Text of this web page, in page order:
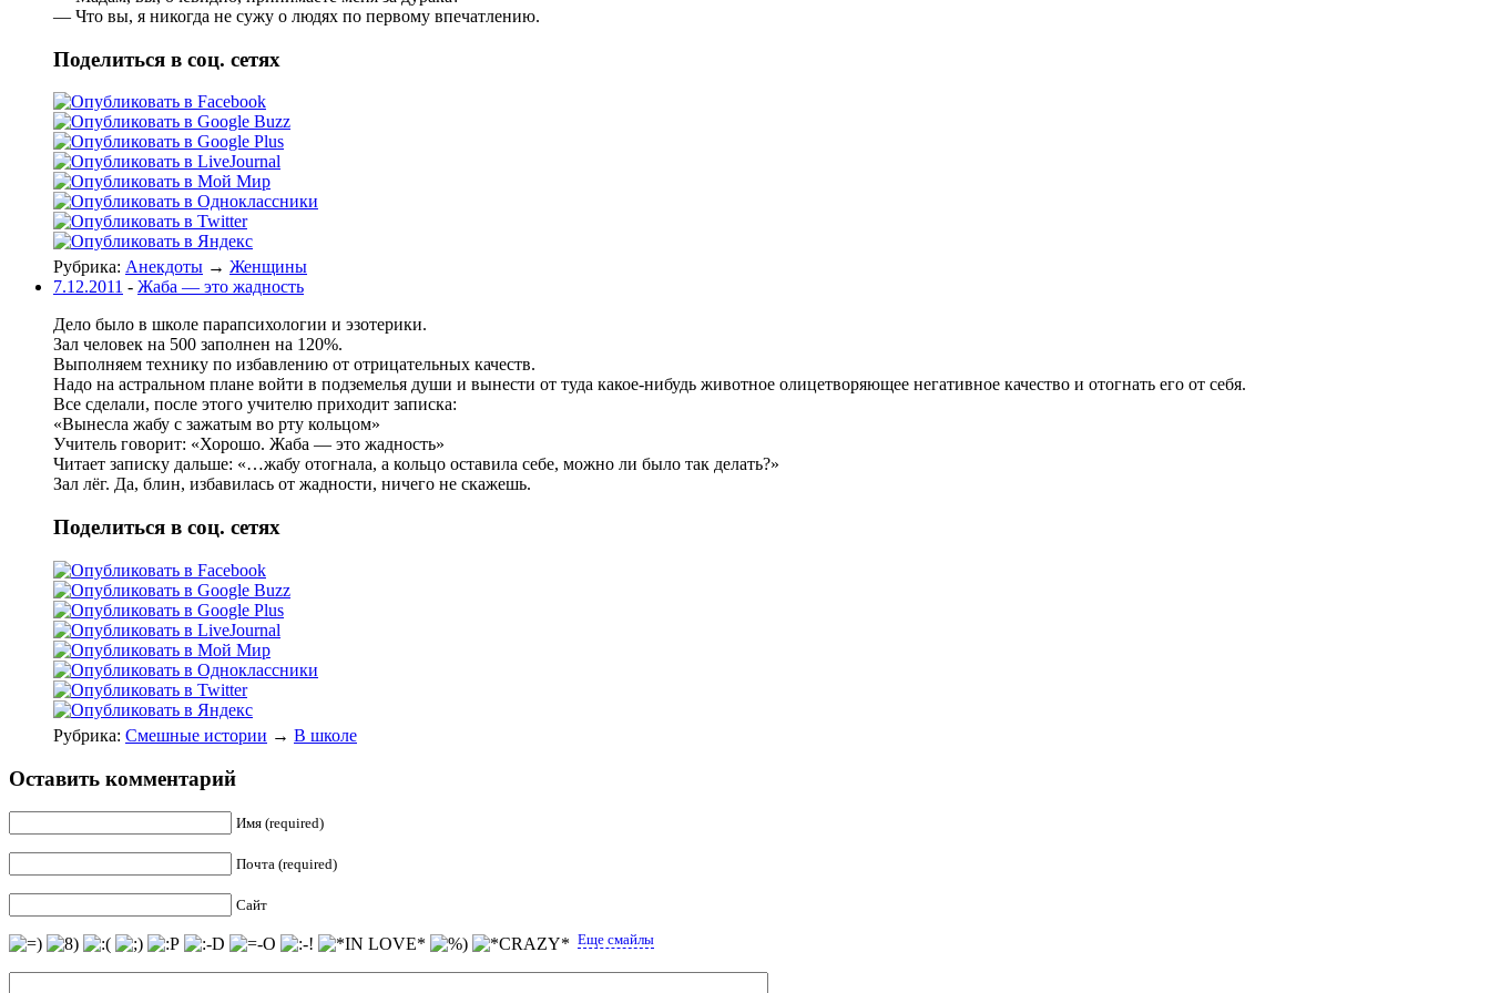
— Что вы, я никогда не сужу о людях по первому впечатлению.
Поделиться в соц. сетях
Рубрика: Анекдоты → Женщины
7.12.2011 - Жаба — это жадность
Дело было в школе парапсихологии и эзотерики.
Зал человек на 500 заполнен на 120%.
Выполняем технику по избавлению от отрицательных качеств.
Надо на астральном плане войти в подземелья души и вынести от туда какое-нибудь животное олицетворяющее негативное качество и отогнать его от себя.
Все сделали, после этого учителю приходит записка:
«Вынесла жабу с зажатым во рту кольцом»
Учитель говорит: «Хорошо. Жаба — это жадность»
Читает записку дальше: «…жабу отогнала, а кольцо оставила себе, можно ли было так делать?»
Зал лёг. Да, блин, избавилась от жадности, ничего не скажешь.
Поделиться в соц. сетях
Рубрика: Смешные истории → В школе
Оставить комментарий
Имя (required)
Почта (required)
Сайт
Еще смайлы